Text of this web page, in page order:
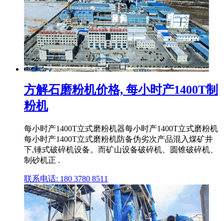
方解石磨粉机价格, 每小时产1400T制
粉机
每小时产1400T立式磨粉机器每小时产1400T立式磨粉机
每小时产1400T立式磨粉机防备伪劣次产品混入煤矿井
下,锤式破碎机设备。而矿山设备破碎机、圆锥破碎机、
制砂机正 .
联系电话: 180 3780 8511